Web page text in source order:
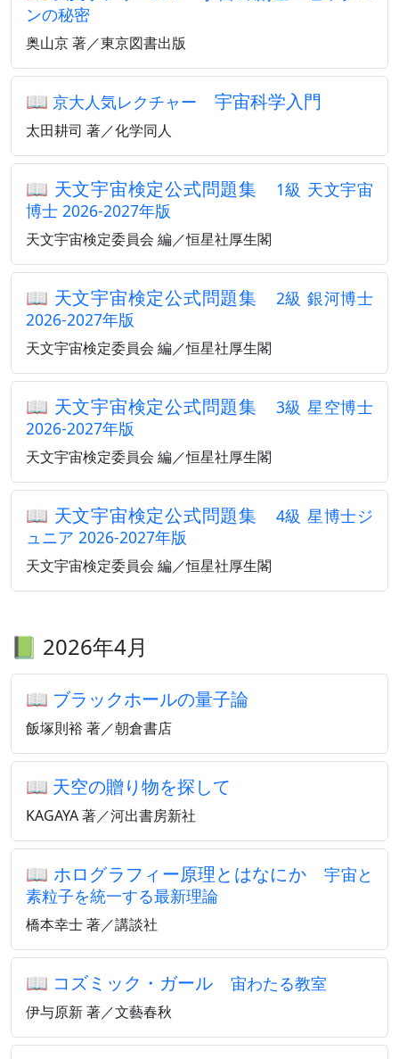
ンの秘密
奥山京 著／東京図書出版
📖 京大人気レクチャー 宇宙科学入門
太田耕司 著／化学同人
📖 天文宇宙検定公式問題集
1級 天文宇宙
博士 2026-2027年版
天文宇宙検定委員会 編／恒星社厚生閣
📖 天文宇宙検定公式問題集 2級 銀河博士
2026-2027年版
天文宇宙検定委員会 編／恒星社厚生閣
📖 天文宇宙検定公式問題集 3級 星空博士
2026-2027年版
天文宇宙検定委員会 編／恒星社厚生閣
📖 天文宇宙検定公式問題集 4級 星博士ジ
ュニア 2026-2027年版
天文宇宙検定委員会 編／恒星社厚生閣
📗 2026年4月
📖 ブラックホールの量子論
飯塚則裕 著／朝倉書店
📖 天空の贈り物を探して
KAGAYA 著／河出書房新社
📖 ホログラフィー原理とはなにか宇宙と
素粒子を統一する最新理論
橋本幸士 著／講談社
📖 コズミック・ガール 宙わたる教室
伊与原新 著／文藝春秋